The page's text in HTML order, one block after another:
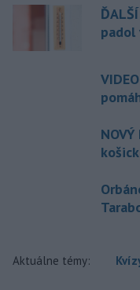
padol
Aktuálne témy: